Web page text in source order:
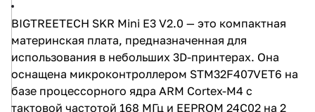
BIGTREETECH SKR Mini E3 V2.0 — это компактная
материнская плата, предназначенная для
использования в небольших 3D-принтерах. Она
оснащена микроконтроллером STM32F407VET6 на
базе процессорного ядра ARM Cortex-M4 с
тактовой частотой 168 МГц и EEPROM 24C02 на 2